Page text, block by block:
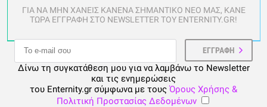
ΓΙΑ ΝΑ ΜΗΝ ΧΑΝΕΙΣ ΚΑΝΕΝΑ ΣΗΜΑΝΤΙΚΟ ΝΕΟ ΜΑΣ, ΚΑΝΕ
ΤΩΡΑ ΕΓΓΡΑΦΗ ΣΤΟ NEWSLETTER ΤΟΥ ENTERNITY.GR!
Δίνω τη συγκατάθεση μου για να λαμβάνω το Newsletter
και τις ενημερώσεις
του Enternity.gr σύμφωνα με τους Όρους Χρήσης &
Πολιτική Προστασίας Δεδομένων